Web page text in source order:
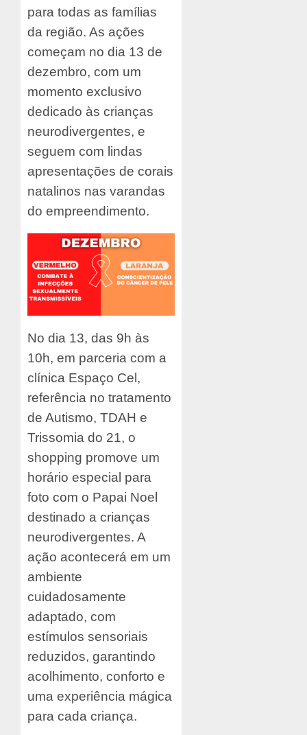
para todas as famílias
da região. As ações
começam no dia 13 de
dezembro, com um
momento exclusivo
dedicado às crianças
neurodivergentes, e
seguem com lindas
apresentações de corais
natalinos nas varandas
do empreendimento.
No dia 13, das 9h às
10h, em parceria com a
clínica Espaço Cel,
referência no tratamento
de Autismo, TDAH e
Trissomia do 21, o
shopping promove um
horário especial para
foto com o Papai Noel
destinado a crianças
neurodivergentes. A
ação acontecerá em um
ambiente
cuidadosamente
adaptado, com
estímulos sensoriais
reduzidos, garantindo
acolhimento, conforto e
uma experiência mágica
para cada criança.